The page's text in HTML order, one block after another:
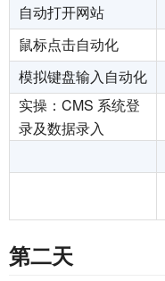
自动打开网站
鼠标点击自动化
模拟键盘输入自动化
实操：CMS 系统登
录及数据录入
第二天